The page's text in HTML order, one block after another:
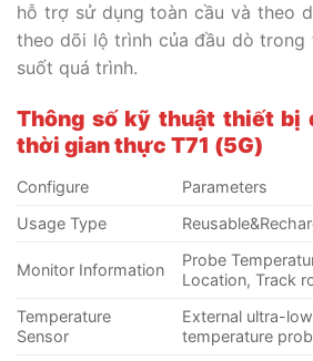
hỗ trợ sử dụng toàn cầu và theo
theo dõi lộ trình của đầu dò
suốt quá trình.
Thông số kỹ thuật thiết bị
thời gian thực T71 (5G)
Configure
Parameters
Usage Type
Monitor Information
Probe
Location, Track
Temperature
Sensor
External ultra-low
temperature